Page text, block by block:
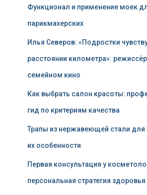
Функционал и применение моек
парикмахерских
Илья Северов: «Подростки
расстоянии километра»:
семейном кино
Как выбрать салон красоты:
гид по критериям качества
Трапы из нержавеющей стали
их особенности
Первая консультация у
персональная стратегия